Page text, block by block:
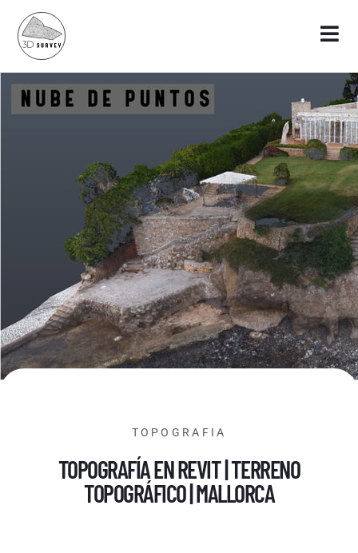
TOPOGRAFIA
TOPOGRAFÍA EN REVIT | TERRENO
TOPOGRÁFICO | MALLORCA